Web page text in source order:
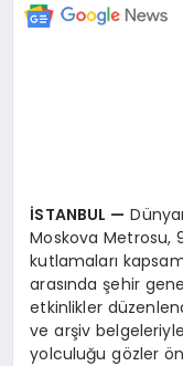
İSTANBUL —
Moskova Metrosu,
kutlamaları
arasında şehir
etkinlikler
ve arşiv
yolculuğu gözler